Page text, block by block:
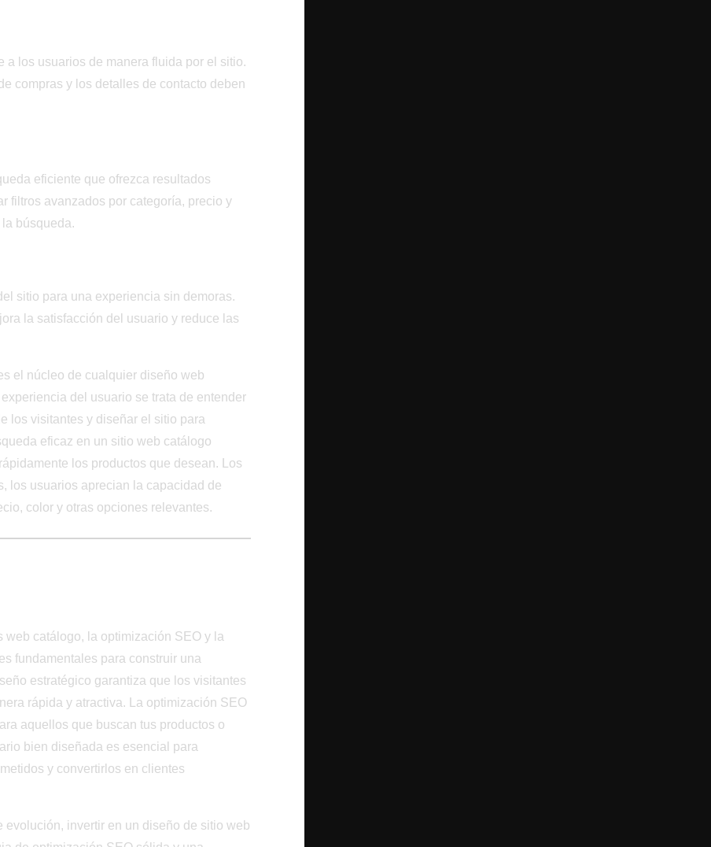
a los usuarios de manera fluida por el sitio.
compras y los detalles de contacto deben
eficiente que ofrezca resultados
filtros avanzados por categoría, precio y
búsqueda.
sitio para una experiencia sin demoras.
la satisfacción del usuario y reduce las
el núcleo de cualquier diseño web
del usuario se trata de entender
los visitantes y diseñar el sitio para
eficaz en un sitio web catálogo
los productos que desean. Los
los usuarios aprecian la capacidad de
color y otras opciones relevantes.
web catálogo, la optimización SEO y la
fundamentales para construir una
estratégico garantiza que los visitantes
rápida y atractiva. La optimización SEO
aquellos que buscan tus productos o
bien diseñada es esencial para
y convertirlos en clientes
evolución, invertir en un diseño de sitio web